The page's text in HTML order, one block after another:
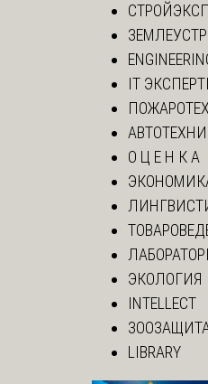
IT
О Ц Е Н К А
ЭКОЛОГИЯ
INTELLECT
LIBRARY